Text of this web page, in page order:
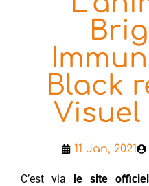
Black
Visuel
11 Jan, 2021
C’est via le site officiel